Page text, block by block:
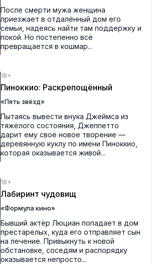
После смерти мужа женщина
приезжает в отдалённый дом его
семьи, надеясь найти там поддержку и
покой. Но постепенно всё
превращается в кошмар...
18+
Пиноккио: Раскрепощённый
«Пять звёзд»
Пытаясь вывести внука Джеймса из
тяжёлого состояния, Джеппетто
дарит ему своё новое творение —
деревянную куклу по имени Пиноккио,
которая оказывается живой...
18+
Лабиринт чудовищ
«Формула кино»
Бывший актёр Люциан попадает в дом
престарелых, куда его отправляет сын
на лечение. Привыкнуть к новой
обстановке, соседям и распорядку
оказывается непросто...